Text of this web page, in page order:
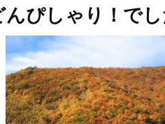
ぴしゃり！で